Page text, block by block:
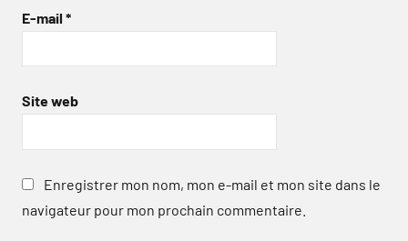
E-mail *
Site web
Enregistrer mon nom, mon e-mail et mon site dans le
navigateur pour mon prochain commentaire.